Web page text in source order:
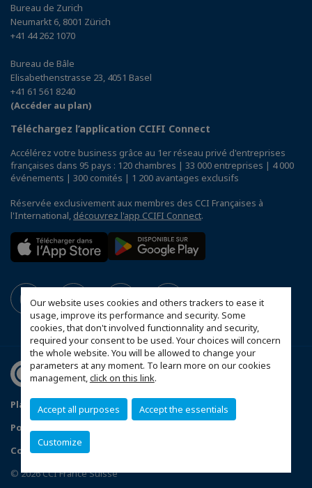
Our website uses cookies and others trackers to ease it
usage, improve its performance and security. Some
cookies, that don't involved functionnality and security,
required your consent to be used. Your choices will concern
the whole website. You will be allowed to change your
parameters at any moment. To learn more on our cookies
management,click on this link.
Accept all purposes Accept the essentials
Customize
Bureau de Zurich
Neumarkt 6, 8001 Zürich
+41 44 262 1070
Bureau de Bâle
Elisabethenstrasse 23, 4051 Basel
+41 61 561 8240
(Accéder au plan)
Téléchargez l’application CCIFI Connect
Accélérez votre business grâce au 1er réseau privé d'entreprises
françaises dans 95 pays : 120 chambres | 33 000 entreprises | 4 000
événements | 300 comités | 1 200 avantages exclusifs
Réservée exclusivement aux membres des CCI Françaises à
l'International, découvrez l'app CCIFI Connect.
Plan d'accès Genève
Mentions légales
Politique de confidentialité
Configurer vos préférences cookies
© 2026 CCI France Suisse